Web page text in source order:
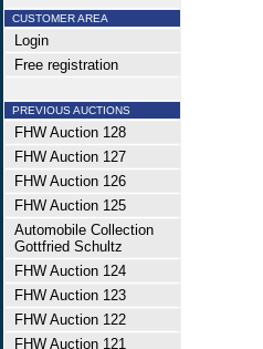
CUSTOMER AREA
Login
Free registration
PREVIOUS AUCTIONS
FHW Auction 128
FHW Auction 127
FHW Auction 126
FHW Auction 125
Automobile Collection
Gottfried Schultz
FHW Auction 124
FHW Auction 123
FHW Auction 122
FHW Auction 121